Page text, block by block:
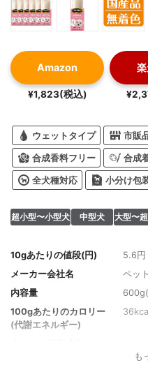
Amazon
¥1,823(税込)
ウェットタイプ 市販
合成香料フリー 合成
全犬種対応 小分け包
超小型〜小型犬 中型犬 大型〜
10gあたりの値段(円)
5.6円
メーカー会社名
ペッ
内容量
100gあたりのカロリー
(代謝エネルギー)
粗繊
も